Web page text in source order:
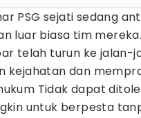
PSG sejati sedang
luar biasa tim
telah turun ke jalan-
kejahatan dan
Tidak dapat
untuk berpesta